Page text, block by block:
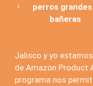
perros
bañeras
Jalisco y yo
de Amazon Product
programa nos